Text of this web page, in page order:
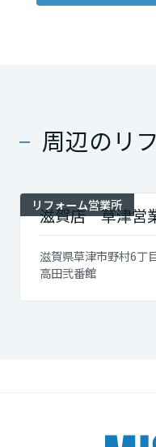
周辺のリ
リフォーム営業所
滋賀店 草津営
滋賀県草津市野村6
高田弐番館
長崎県
大分県
宮崎県
鹿児島県